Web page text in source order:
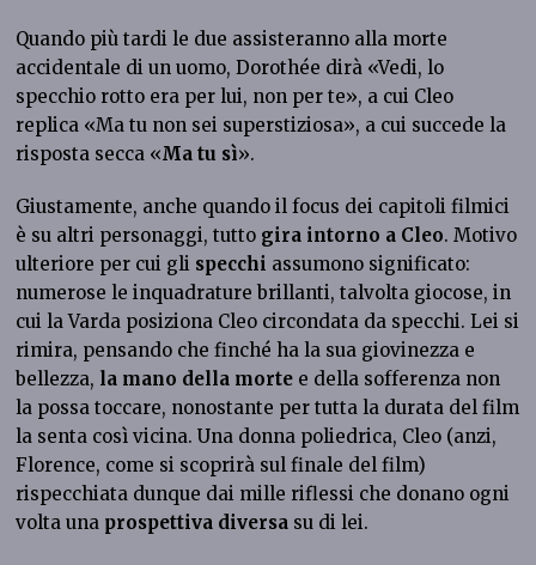
Quando più tardi le due assisteranno alla morte
accidentale di un uomo, Dorothée dirà «Vedi, lo
specchio rotto era per lui, non per te», a cui Cleo
replica «Ma tu non sei superstiziosa», a cui succede la
risposta secca «Ma tu sì».
Giustamente, anche quando il focus dei capitoli filmici
è su altri personaggi, tutto gira intorno a Cleo. Motivo
ulteriore per cui gli specchi assumono significato:
numerose le inquadrature brillanti, talvolta giocose, in
cui la Varda posiziona Cleo circondata da specchi. Lei si
rimira, pensando che finché ha la sua giovinezza e
bellezza, la mano della morte e della sofferenza non
la possa toccare, nonostante per tutta la durata del film
la senta così vicina. Una donna poliedrica, Cleo (anzi,
Florence, come si scoprirà sul finale del film)
rispecchiata dunque dai mille riflessi che donano ogni
volta una prospettiva diversa su di lei.